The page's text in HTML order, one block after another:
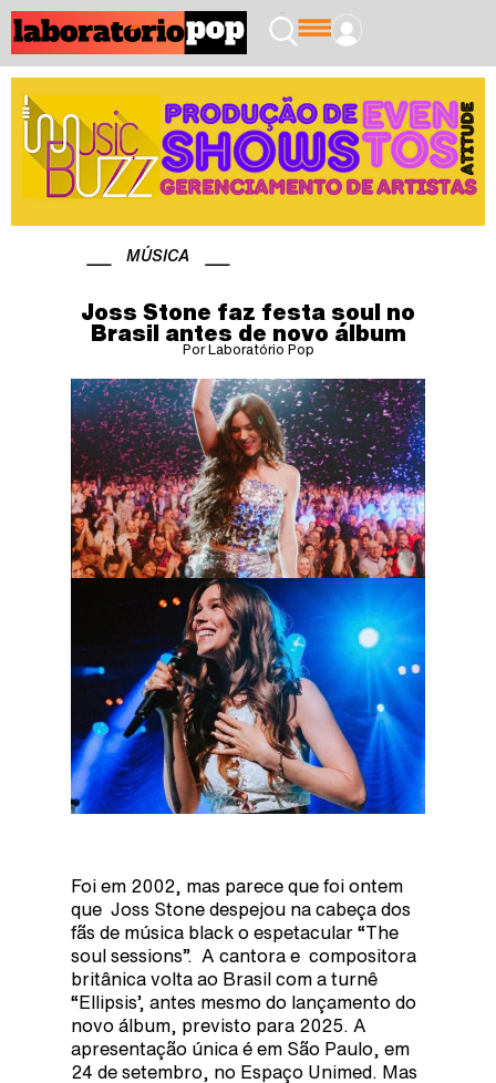
MÚSICA
Joss Stone faz festa soul no
Brasil antes de novo álbum
Por Laboratório Pop
Foi em 2002, mas parece que foi ontem
que Joss Stone despejou na cabeça dos
fãs de música black o espetacular “The
soul sessions”. A cantora e compositora
britânica volta ao Brasil com a turnê
“Ellipsis’, antes mesmo do lançamento do
novo álbum, previsto para 2025. A
apresentação única é em São Paulo, em
24 de setembro, no Espaço Unimed. Mas